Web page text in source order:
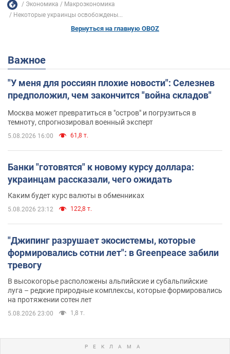
Экономика
Mакроэкономика
Некоторые украинцы освобождены...
Вернуться на главную OBOZ
Важное
"У меня для россиян плохие новости": Селезнев
предположил, чем закончится "война складов"
Москва может превратиться в "остров" и погрузиться в
темноту, спрогнозировал военный эксперт
5.08.2026 16:00 61,8 т.
Банки "готовятся" к новому курсу доллара:
украинцам рассказали, чего ожидать
Каким будет курс валюты в обменниках
5.08.2026 23:12 122,8 т.
"Джипинг разрушает экосистемы, которые
формировались сотни лет": в Greenpeace забили
тревогу
В высокогорье расположены альпийские и субальпийские
луга – редкие природные комплексы, которые формировались
на протяжении сотен лет
5.08.2026 23:00 1,8 т.